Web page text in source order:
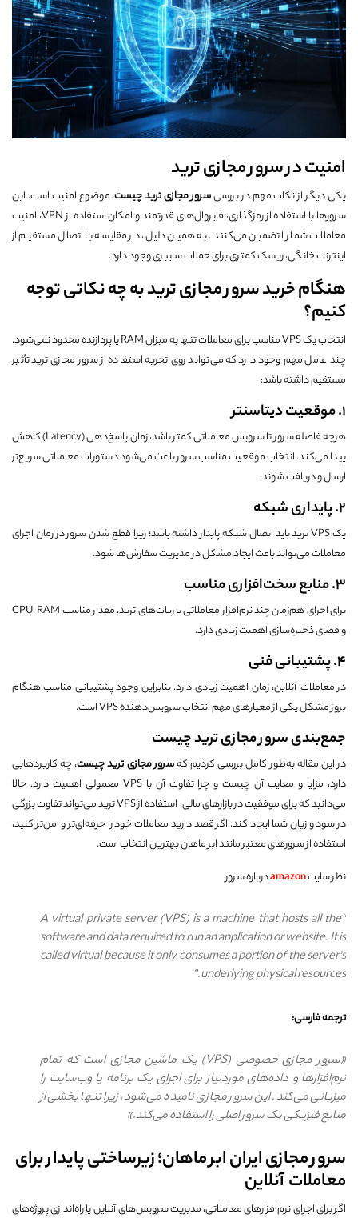
امنیت در سرور مجازی ترید
یکی دیگر از نکات مهم در بررسیسرور مجازی ترید چیست، موضوع امنیت است. این
سرورها با استفاده از رمزگذاری، فایروال‌های قدرتمند و امکان استفاده از VPN، امنیت
معاملات شما را تضمین می‌کنند. به همین دلیل، در مقایسه با اتصال مستقیم از
اینترنت خانگی، ریسک کمتری برای حملات سایبری وجود دارد.
هنگام خرید سرور مجازی ترید به چه نکاتی توجه
کنیم؟
انتخاب یک VPS مناسب برای معاملات تنها به میزان RAM یا پردازنده محدود نمی‌شود.
چند عامل مهم وجود دارد که می‌تواند روی تجربه استفاده از سرور مجازی ترید تأثیر
مستقیم داشته باشد:
1. موقعیت دیتاسنتر
هرچه فاصله سرور تا سرویس معاملاتی کمتر باشد، زمان پاسخ‌دهی (Latency) کاهش
پیدا می‌کند. انتخاب موقعیت مناسب سرور باعث می‌شود دستورات معاملاتی سریع‌تر
ارسال و دریافت شوند.
2. پایداری شبکه
یک VPS ترید باید اتصال شبکه پایدار داشته باشد؛ زیرا قطع شدن سرور در زمان اجرای
معاملات می‌تواند باعث ایجاد مشکل در مدیریت سفارش‌ها شود.
3. منابع سخت‌افزاری مناسب
برای اجرای هم‌زمان چند نرم‌افزار معاملاتی یا ربات‌های ترید، مقدار مناسب CPU، RAM
و فضای ذخیره‌سازی اهمیت زیادی دارد.
4. پشتیبانی فنی
در معاملات آنلاین، زمان اهمیت زیادی دارد. بنابراین وجود پشتیبانی مناسب هنگام
بروز مشکل یکی از معیارهای مهم انتخاب سرویس‌دهنده VPS است.
جمع‌بندی سرور مجازی ترید چیست
در این مقاله به‌طور کامل بررسی کردیم کهسرور مجازی ترید چیست، چه کاربردهایی
دارد، مزایا و معایب آن چیست و چرا تفاوت آن با VPS معمولی اهمیت دارد. حالا
می‌دانید که برای موفقیت در بازارهای مالی، استفاده از VPS ترید می‌تواند تفاوت بزرگی
در سود و زیان شما ایجاد کند. اگر قصد دارید معاملات خود را حرفه‌ای‌تر و امن‌تر کنید،
استفاده از سرورهای معتبر مانند ابر ماهان بهترین انتخاب است.
نظر سایتamazonدرباره سرور
“A virtual private server (VPS) is a machine that hosts all the
software and data required to run an application or website. It is
called virtual because it only consumes a portion of the server’s
underlying physical resources.”
ترجمه فارسی:
«سرور مجازی خصوصی (VPS) یک ماشین مجازی است که تمام
نرم‌افزارها و داده‌های موردنیاز برای اجرای یک برنامه یا وب‌سایت را
میزبانی می‌کند. این سرور مجازی نامیده می‌شود، زیرا تنها بخشی از
منابع فیزیکی یک سرور اصلی را استفاده می‌کند.»
سرور مجازی ایران ابر ماهان؛ زیرساختی پایدار برای
معاملات آنلاین
اگر برای اجرای نرم‌افزارهای معاملاتی، مدیریت سرویس‌های آنلاین یا راه‌اندازی پروژه‌های